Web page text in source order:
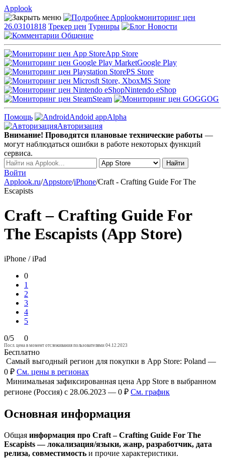
Applook
Applookмониторинг цен
26.03101818 Трекер цен Турниры
Новости
Общение
App Store
Google Play
PS Store
MS Store
Nintendo eShop
Steam
GOG
Помощь Andoid appAlpha
Авторизация
Внимание! Проводятся плановые технические работы —
могут наблюдаться ошибки в работе некоторых функций
сервиса.
Войти
Applook.ru/Appstore/iPhone/Craft - Crafting Guide For The
Escapists
Craft – Crafting Guide For
The Escapists (App Store)
iPhone / iPad
0
1
2
3
4
5
0/5 0
Посл. цена в момент отслеживания пользователями 04.12.2023
Бесплатно
Самый выгодный регион для покупки в App Store: Poland —
0 ₽ См. цены в регионах
Минимальная зафиксированная цена App Store в выбранном
регионе (Россия) с 28.06.2023 — 0 ₽ См. график
Основная информация
Общая информация про Craft – Crafting Guide For The
Escapists — локализация/языки, жанр, разработчик, дата
релиза, совместимость и прочие характеристики.